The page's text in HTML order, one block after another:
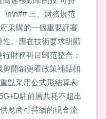
三、財務規范
采購的一個重要評審
。應在技術要求明顯
財務科目歸范整合：
開銷更看政策補貼扣
點采用公式形結算表
駐前層共耗不超出
應商可持續的現金流